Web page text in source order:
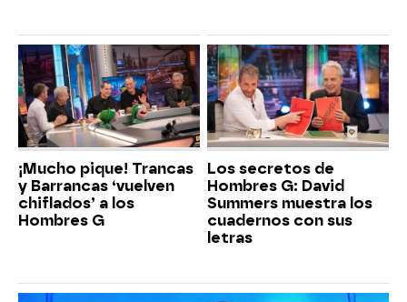
¡Mucho pique! Trancas
y Barrancas ‘vuelven
chiflados’ a los
Hombres G
Los secretos de
Hombres G: David
Summers muestra los
cuadernos con sus
letras